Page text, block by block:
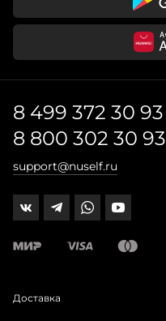
8 499 372 30 93
8 800 302 30 93
support@nuself.ru
Доставка